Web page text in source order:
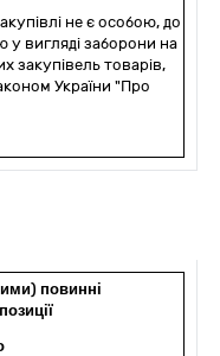
не є особою, до
у вигляді заборони на
закупівель товарів,
України "Про
повинні